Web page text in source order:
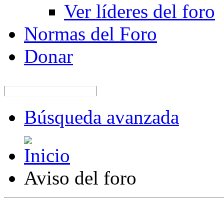
Ver líderes del foro
Normas del Foro
Donar
Búsqueda avanzada
Aviso del foro